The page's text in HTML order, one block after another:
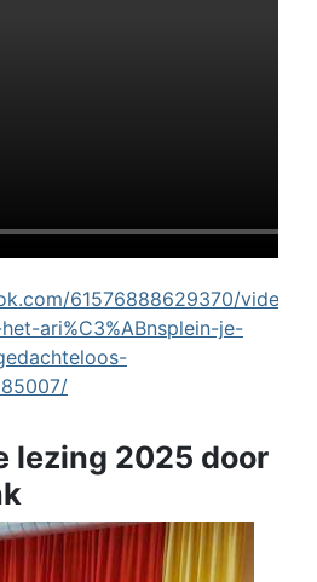
61576888629370/videos/
ari%C3%ABnsplein-je-
lezing 2025 door